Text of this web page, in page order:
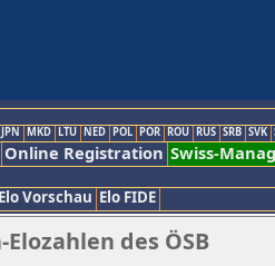
JPN MKD LTU NED POL POR ROU RUS SRB SVK
Online Registration Swiss-
Elo Vorschau Elo FIDE
des ÖSB